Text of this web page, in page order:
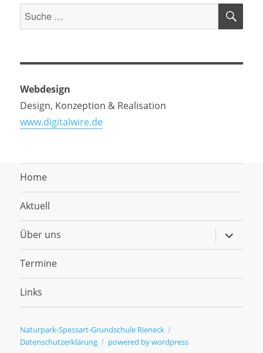
Suche
nach:
Webdesign
Design, Konzeption & Realisation
www.digitalwire.de
Home
Aktuell
Über uns anzeigen
Termine
Links
Naturpark-Spessart-Grundschule Rieneck
Datenschutzerklärung